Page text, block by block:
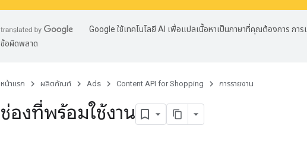
Google ใช้เทคโนโลยี AI เพื่อแปลเนื้อหาเป็นภาษาที่คุณต้องการ กา
ข้อผิดพลาด
หน้าแรก ผลิตภัณฑ์ Ads Content API for Shopping การรายงาน
ช่องที่พร้อมใช้งาน